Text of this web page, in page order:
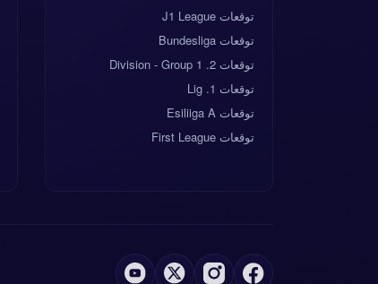
توقعات J1 League
توقعات Bundesliga
توقعات 2. Division - Group 1
توقعات 1. Lig
توقعات Esiliiga A
توقعات First League